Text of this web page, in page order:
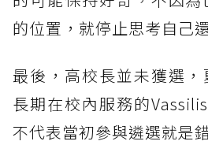
的位置，就停止思考自己
最後，高校長並未獲選
長期在校內服務的
不代表當初參與遴選就是